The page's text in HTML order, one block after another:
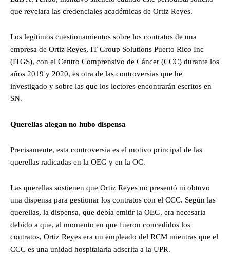
que revelara las credenciales académicas de Ortiz Reyes.
Los legítimos cuestionamientos sobre los contratos de una
empresa de Ortiz Reyes, IT Group Solutions Puerto Rico Inc
(ITGS), con el Centro Comprensivo de Cáncer (CCC) durante los
años 2019 y 2020, es otra de las controversias que he
investigado y sobre las que los lectores encontrarán escritos en
SN.
Querellas alegan no hubo dispensa
Precisamente, esta controversia es el motivo principal de las
querellas radicadas en la OEG y en la OC.
Las querellas sostienen que Ortiz Reyes no presentó ni obtuvo
una dispensa para gestionar los contratos con el CCC. Según las
querellas, la dispensa, que debía emitir la OEG, era necesaria
debido a que, al momento en que fueron concedidos los
contratos, Ortiz Reyes era un empleado del RCM mientras que el
CCC es una unidad hospitalaria adscrita a la UPR.